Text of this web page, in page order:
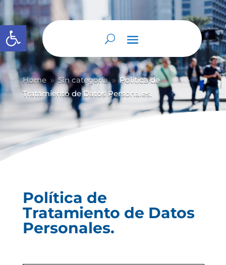
Abrir barra de herramientas
Home 9 Sin categoría 9 Política de
Tratamiento de Datos Personales.
Política de
Tratamiento de Datos
Personales.